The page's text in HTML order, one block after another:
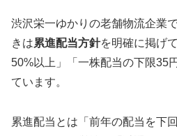
渋沢栄一ゆかりの老舗物流企業
きは累進配当方針を明確に掲げ
50%以上」「一株配当の下限35
ています。
累進配当とは「前年の配当を下